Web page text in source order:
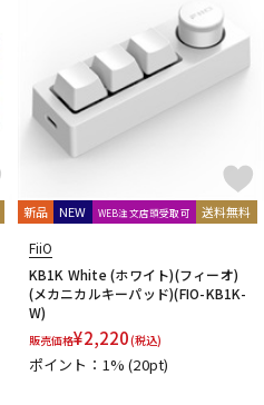
新品 NEW WEB注文店頭受取可 送料無料
FiiO
KB1K White (ホワイト)(フィーオ)
(メカニカルキーパッド)(FIO-KB1K-
W)
販売価格¥2,220(税込)
ポイント：1%(20pt)